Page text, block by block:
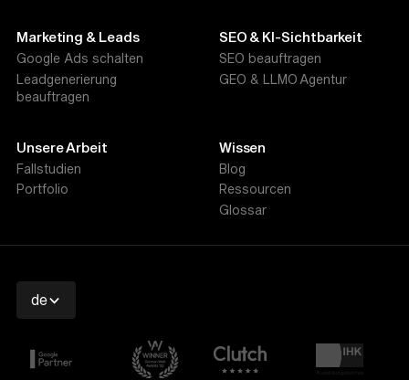
Marketing & Leads
Google Ads schalten
Leadgenerierung
beauftragen
SEO & KI-Sichtbarkeit
SEO beauftragen
GEO & LLMO Agentur
Unsere Arbeit
Fallstudien
Portfolio
Wissen
Blog
Ressourcen
Glossar
de